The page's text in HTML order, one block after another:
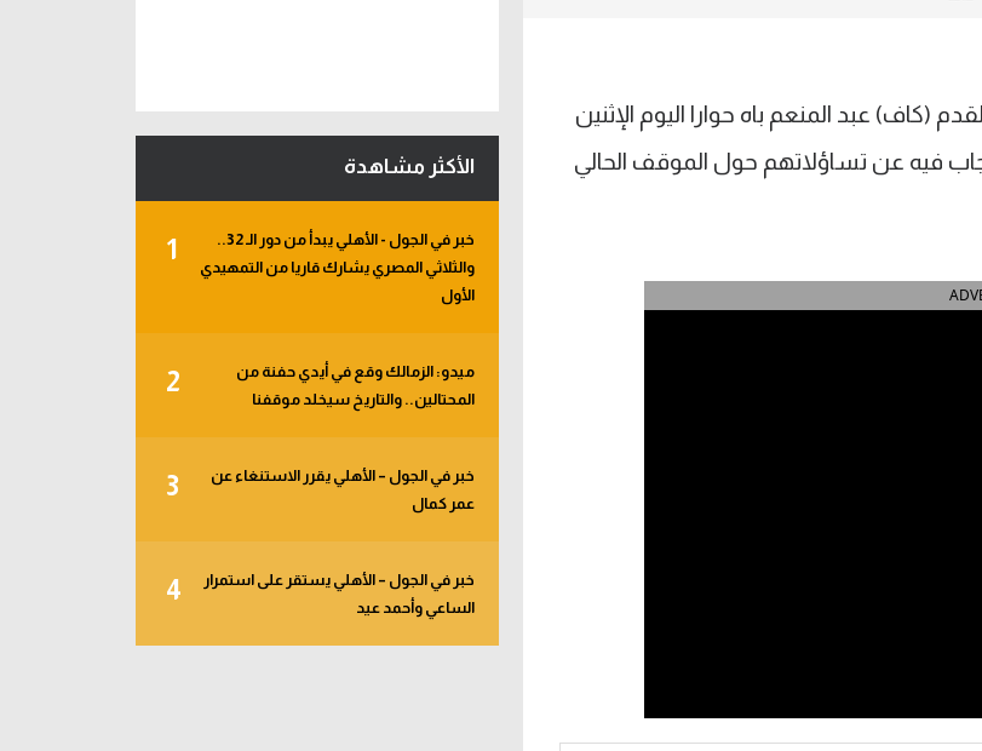
(كاف) عبد المنعم باه حوارا اليوم الإثنين
فيه عن تساؤلاتهم حول الموقف الحالي
الأكثر مشاهدة
1
خبر في الجول - الأهلي يبدأ من دور الـ 32..
والثلاثي المصري يشارك قاريا من التمهيدي
الأول
2
ميدو: الزمالك وقع في أيدي حفنة من
المحتالين.. والتاريخ سيخلد موقفنا
3
خبر في الجول – الأهلي يقرر الاستنغاء عن
عمر كمال
4
خبر في الجول – الأهلي يستقر على استمرار
الساعي وأحمد عيد